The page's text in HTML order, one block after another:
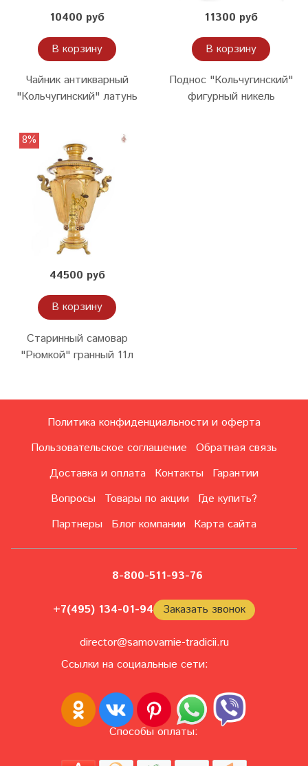
10400 руб
В корзину
Чайник антикварный
"Кольчугинский" латунь
11300 руб
В корзину
Поднос "Кольчугинский"
фигурный никель
8%
44500 руб
В корзину
Старинный самовар
"Рюмкой" гранный 11л
Политика конфиденциальности и оферта
Пользовательское соглашение
Обратная связь
Доставка и оплата
Контакты
Гарантии
Вопросы
Товары по акции
Где купить?
Партнеры
Блог компании Карта сайта
8-800-511-93-76
+7(495) 134-01-94 Заказать звонок
director@samovarnie-tradicii.ru
Ссылки на социальные сети:
Способы оплаты: